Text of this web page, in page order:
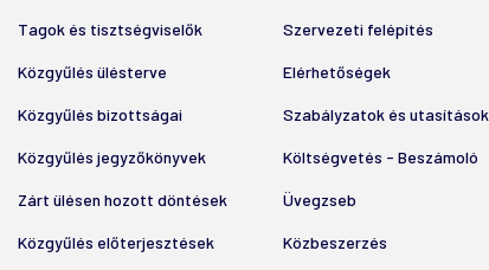
Tagok és tisztségviselők
Közgyűlés ülésterve
Közgyűlés bizottságai
Közgyűlés jegyzőkönyvek
Zárt ülésen hozott döntések
Közgyűlés előterjesztések
Szervezeti felépítés
Elérhetőségek
Szabályzatok és utasítások
Költségvetés - Beszámoló
Üvegzseb
Közbeszerzés